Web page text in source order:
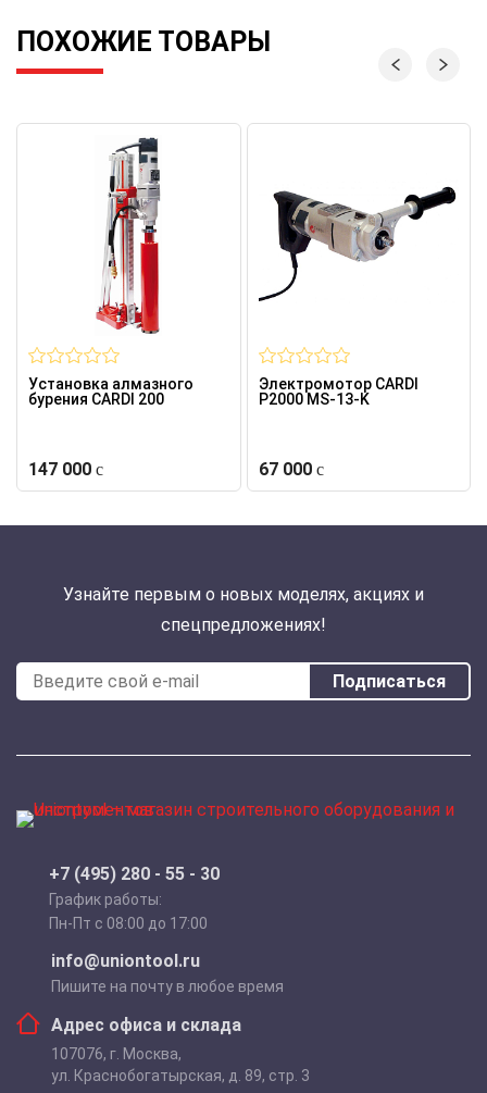
ПОХОЖИЕ ТОВАРЫ
Установка алмазного
бурения CARDI 200
147 000
Электромотор CARDI
P2000 MS-13-K
67 000
Узнайте первым о новых моделях, акциях и
спецпредложениях!
Подписаться
+7 (495) 280 - 55 - 30
График работы:
Пн-Пт с 08:00 до 17:00
info@uniontool.ru
Пишите на почту в любое время
Адрес офиса и склада
107076, г. Москва,
ул. Краснобогатырская, д. 89, стр. 3